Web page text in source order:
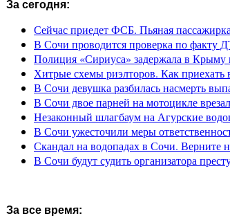
За сегодня:
Сейчас приедет ФСБ. Пьяная
В Сочи проводится проверка по факту
Полиция «Сириуса» задержала в Крыму
Хитрые схемы риэлторов. Как приехать
В Сочи девушка разбилась насмерть
В Сочи двое парней на мотоцикле
Незаконный шлагбаум на Агурские
В Сочи ужесточили меры
Скандал на водопадах в Сочи. Верните
В Сочи будут судить организатора
За все время: